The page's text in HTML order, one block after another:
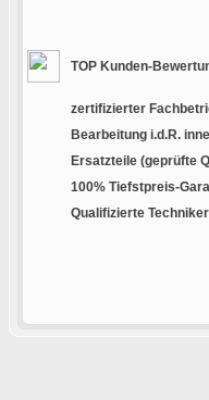
TOP Kunden-
zertifizierter
Bearbeitung i.d.R.
Ersatzteile (geprüfte
100% Tiefstpreis-
Qualifizierte